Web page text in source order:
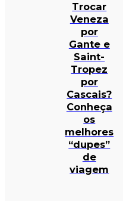
Trocar
Veneza
por
Gante e
Saint-
Tropez
por
Cascais?
Conheça
os
melhores
“dupes”
de
viagem